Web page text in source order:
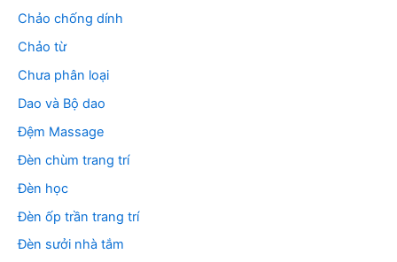
Chảo chống dính
Chảo từ
Chưa phân loại
Dao và Bộ dao
Đệm Massage
Đèn chùm trang trí
Đèn học
Đèn ốp trần trang trí
Đèn sưởi nhà tắm